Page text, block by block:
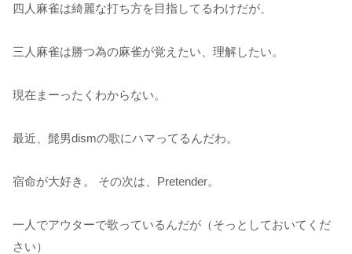
四人麻雀は綺麗な打ち方を目指してるわけだが、
三人麻雀は勝つ為の麻雀が覚えたい、理解したい。
現在まーったくわからない。
最近、髭男dismの歌にハマってるんだわ。
宿命が大好き。 その次は、Pretender。
一人でアウターで歌っているんだが（そっとしておいてくだ
さい）